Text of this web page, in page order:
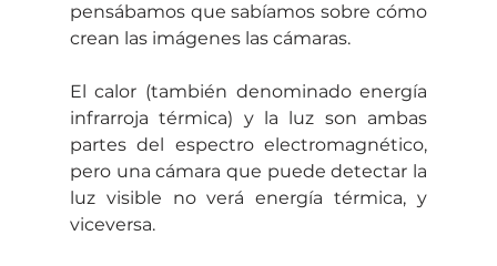
pensábamos que sabíamos sobre cómo
crean las imágenes las cámaras.
El calor (también denominado energía
infrarroja térmica) y la luz son ambas
partes del espectro electromagnético,
pero una cámara que puede detectar la
luz visible no verá energía térmica, y
viceversa.